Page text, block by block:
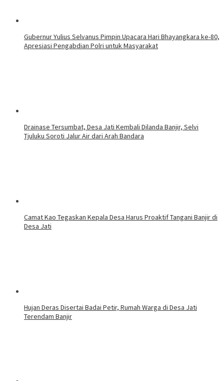
Gubernur Yulius Selvanus Pimpin Upacara Hari Bhayangkara ke-80,
Apresiasi Pengabdian Polri untuk Masyarakat
Drainase Tersumbat, Desa Jati Kembali Dilanda Banjir, Selvi
Tjuluku Soroti Jalur Air dari Arah Bandara
Camat Kao Tegaskan Kepala Desa Harus Proaktif Tangani Banjir di
Desa Jati
Hujan Deras Disertai Badai Petir, Rumah Warga di Desa Jati
Terendam Banjir